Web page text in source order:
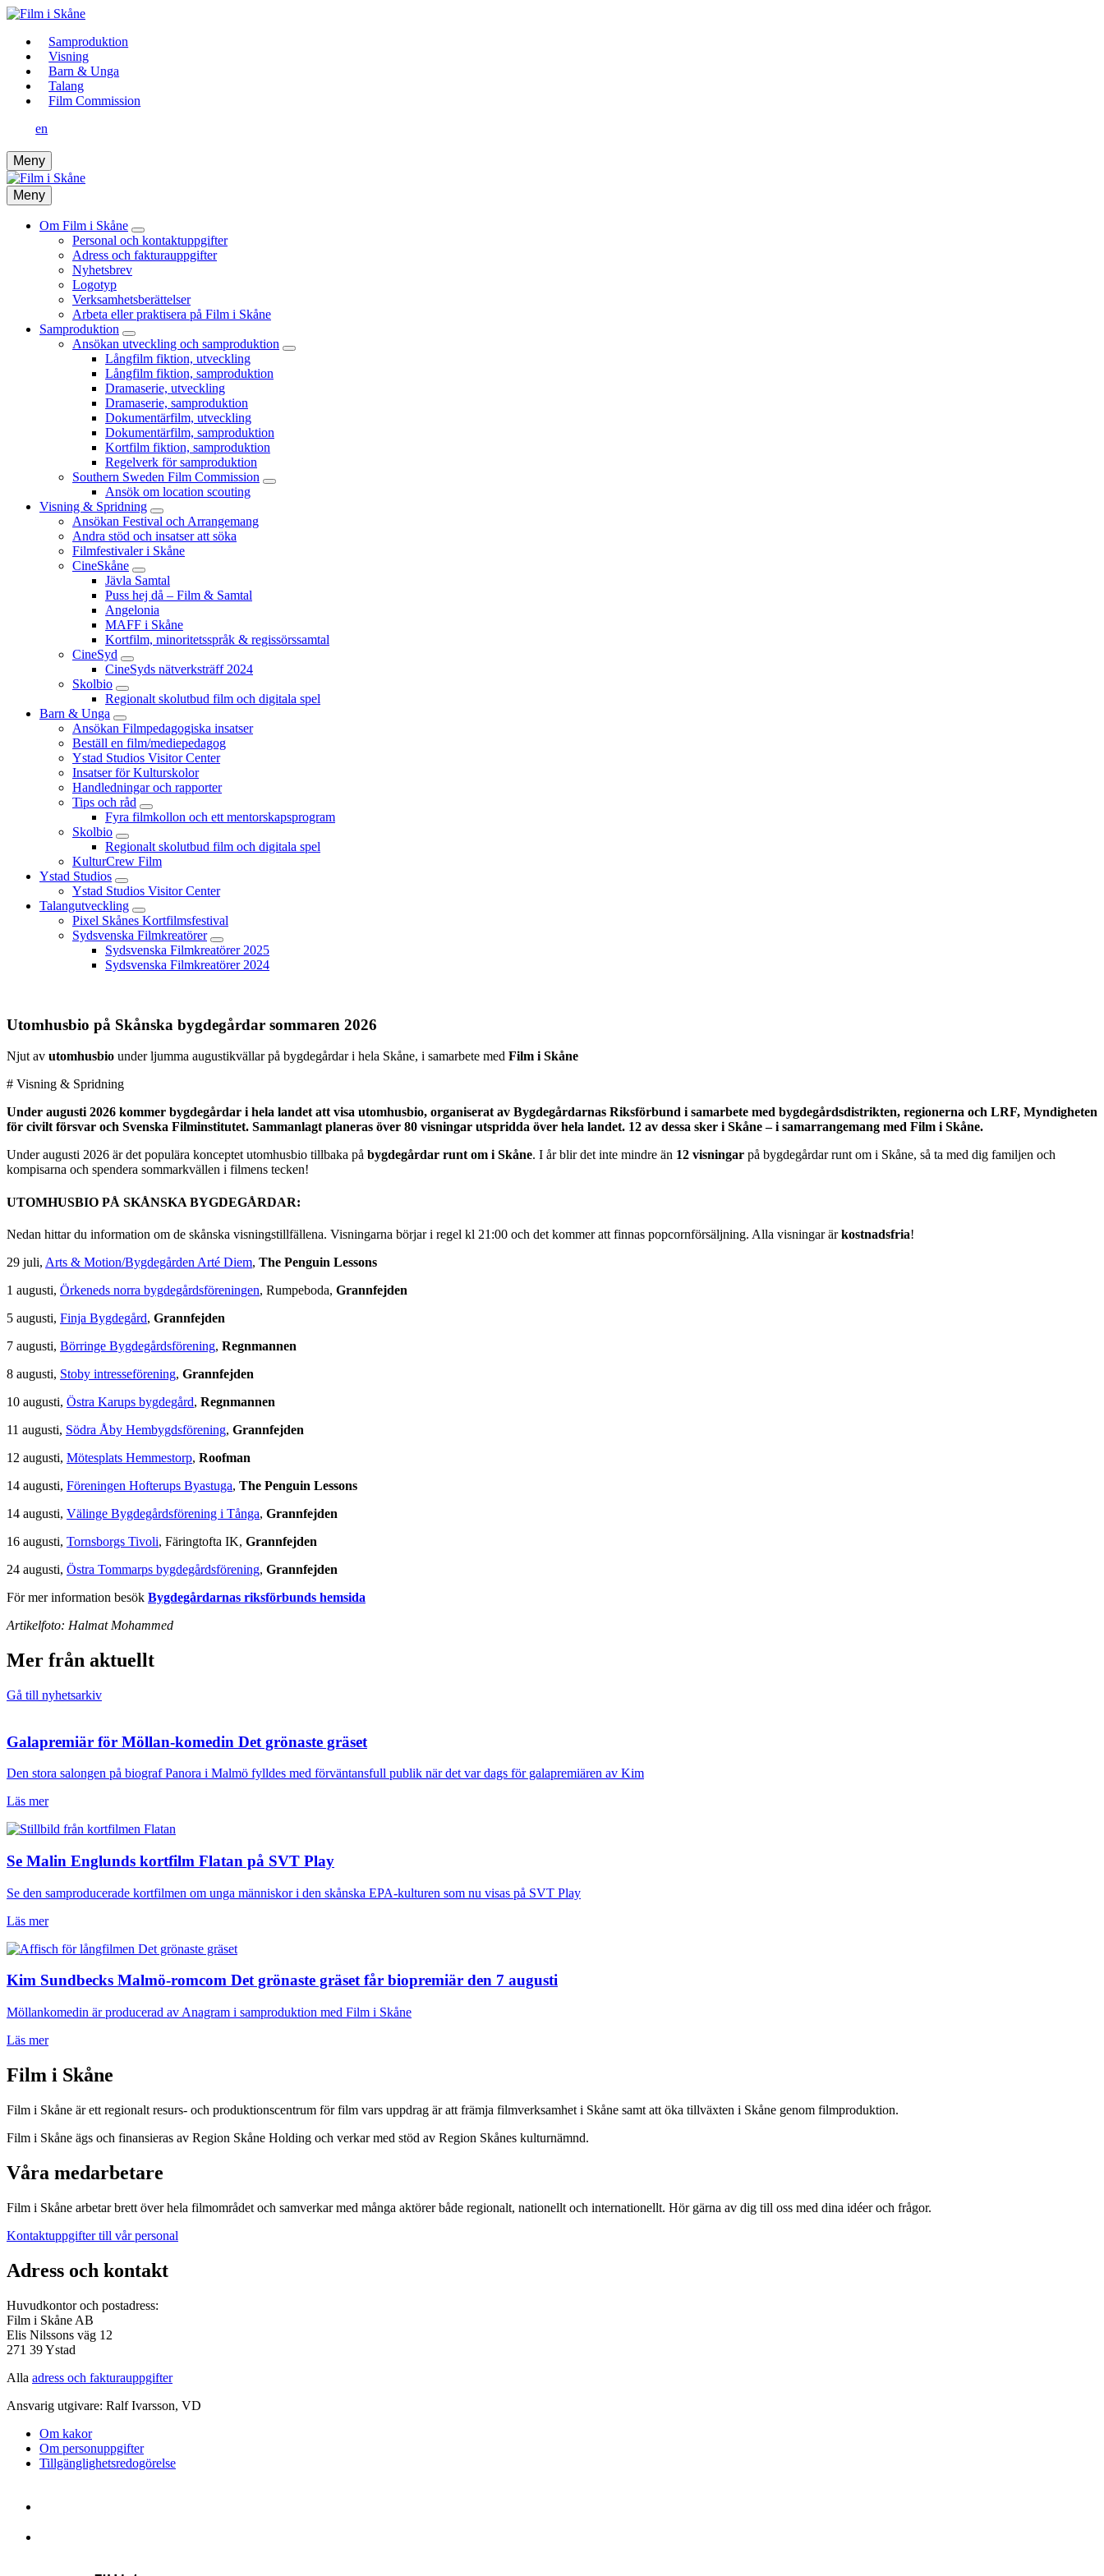
Samproduktion
Visning
Barn & Unga
Talang
Film Commission
en
Meny
Meny
Om Film i Skåne
Personal och kontaktuppgifter
Adress och fakturauppgifter
Nyhetsbrev
Logotyp
Verksamhetsberättelser
Arbeta eller praktisera på Film i Skåne
Samproduktion
Ansökan utveckling och samproduktion
Långfilm fiktion, utveckling
Långfilm fiktion, samproduktion
Dramaserie, utveckling
Dramaserie, samproduktion
Dokumentärfilm, utveckling
Dokumentärfilm, samproduktion
Kortfilm fiktion, samproduktion
Regelverk för samproduktion
Southern Sweden Film Commission
Ansök om location scouting
Visning & Spridning
Ansökan Festival och Arrangemang
Andra stöd och insatser att söka
Filmfestivaler i Skåne
CineSkåne
Jävla Samtal
Puss hej då – Film & Samtal
Angelonia
MAFF i Skåne
Kortfilm, minoritetsspråk & regissörssamtal
CineSyd
CineSyds nätverksträff 2024
Skolbio
Regionalt skolutbud film och digitala spel
Barn & Unga
Ansökan Filmpedagogiska insatser
Beställ en film/mediepedagog
Ystad Studios Visitor Center
Insatser för Kulturskolor
Handledningar och rapporter
Tips och råd
Fyra filmkollon och ett mentorskapsprogram
Skolbio
Regionalt skolutbud film och digitala spel
KulturCrew Film
Ystad Studios
Ystad Studios Visitor Center
Talangutveckling
Pixel Skånes Kortfilmsfestival
Sydsvenska Filmkreatörer
Sydsvenska Filmkreatörer 2025
Sydsvenska Filmkreatörer 2024
Utomhusbio på Skånska bygdegårdar sommaren 2026
Njut av utomhusbio under ljumma augustikvällar på bygdegårdar i hela Skåne, i samarbete med Film i Skåne
# Visning & Spridning
Under augusti 2026 kommer bygdegårdar i hela landet att visa utomhusbio, organiserat av Bygdegårdarnas Riksförbund i samarbete med bygdegårdsdistrikten, regionerna och LRF, Myndigheten
för civilt försvar och Svenska Filminstitutet. Sammanlagt planeras över 80 visningar utspridda över hela landet. 12 av dessa sker i Skåne – i samarrangemang med Film i Skåne.
Under augusti 2026 är det populära konceptet utomhusbio tillbaka på bygdegårdar runt om i Skåne. I år blir det inte mindre än 12 visningar på bygdegårdar runt om i Skåne, så ta med dig familjen och
kompisarna och spendera sommarkvällen i filmens tecken!
UTOMHUSBIO PÅ SKÅNSKA BYGDEGÅRDAR:
Nedan hittar du information om de skånska visningstillfällena. Visningarna börjar i regel kl 21:00 och det kommer att finnas popcornförsäljning. Alla visningar ärkostnadsfria!
29 juli, Arts & Motion/Bygdegården Arté Diem, The Penguin Lessons
1 augusti, Örkeneds norra bygdegårdsföreningen, Rumpeboda, Grannfejden
5 augusti, Finja Bygdegård, Grannfejden
7 augusti, Börringe Bygdegårdsförening, Regnmannen
8 augusti, Stoby intresseförening, Grannfejden
10 augusti, Östra Karups bygdegård, Regnmannen
11 augusti, Södra Åby Hembygdsförening, Grannfejden
12 augusti, Mötesplats Hemmestorp, Roofman
14 augusti, Föreningen Hofterups Byastuga, The Penguin Lessons
14 augusti, Välinge Bygdegårdsförening i Tånga, Grannfejden
16 augusti, Tornsborgs Tivoli, Färingtofta IK, Grannfejden
24 augusti, Östra Tommarps bygdegårdsförening, Grannfejden
För mer information besök Bygdegårdarnas riksförbunds hemsida
Artikelfoto: Halmat Mohammed
Mer från aktuellt
Gå till nyhetsarkiv
Galapremiär för Möllan-komedin Det grönaste gräset
Den stora salongen på biograf Panora i Malmö fylldes med förväntansfull publik när det var dags för galapremiären av Kim
Läs mer
Se Malin Englunds kortfilm Flatan på SVT Play
Se den samproducerade kortfilmen om unga människor i den skånska EPA-kulturen som nu visas på SVT Play
Läs mer
Kim Sundbecks Malmö-romcom Det grönaste gräset får biopremiär den 7 augusti
Möllankomedin är producerad av Anagram i samproduktion med Film i Skåne
Läs mer
Film i Skåne
Film i Skåne är ett regionalt resurs- och produktionscentrum för film vars uppdrag är att främja filmverksamhet i Skåne samt att öka tillväxten i Skåne genom filmproduktion.
Film i Skåne ägs och finansieras av Region Skåne Holding och verkar med stöd av Region Skånes kulturnämnd.
Våra medarbetare
Film i Skåne arbetar brett över hela filmområdet och samverkar med många aktörer både regionalt, nationellt och internationellt. Hör gärna av dig till oss med dina idéer och frågor.
Kontaktuppgifter till vår personal
Adress och kontakt
Huvudkontor och postadress:
Film i Skåne AB
Elis Nilssons väg 12
271 39 Ystad
Alla adress och fakturauppgifter
Ansvarig utgivare: Ralf Ivarsson, VD
Om kakor
Om personuppgifter
Tillgänglighetsredogörelse